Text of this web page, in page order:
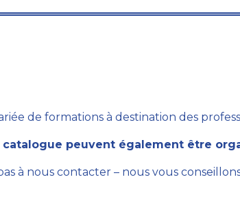
de formations à destination des
peuvent également être
à nous contacter – nous vous